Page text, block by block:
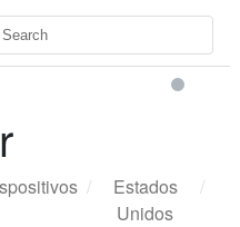
/
Estados
Unidos
/